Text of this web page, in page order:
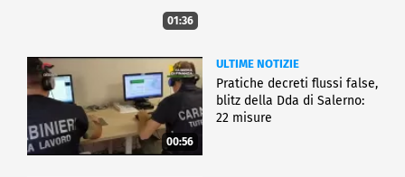
01:36
00:56
ULTIME NOTIZIE
Pratiche decreti flussi false,
blitz della Dda di Salerno:
22 misure